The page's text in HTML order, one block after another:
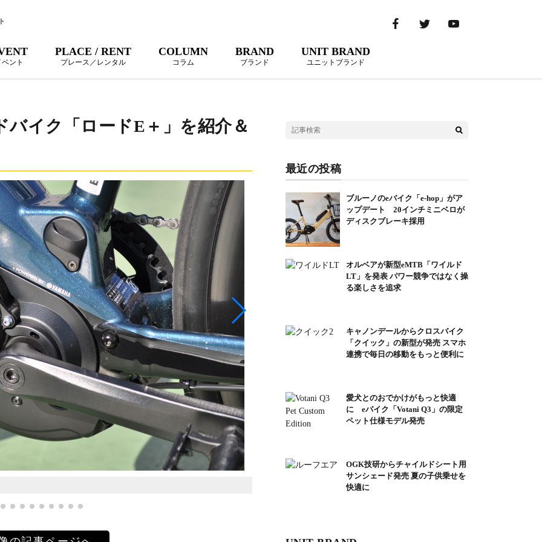
ベント
PLACE / RENT
プレース／レンタル
COLUMN
コラム
BRAND
ブランド
UNIT BRAND
ユニットブランド
イク「ロードE＋」を紹介＆
最近の投稿
ブルーノのeバイク「e-hop」がア
ップデート 20インチミニベロが
ディスクブレーキ採用
オルベアが新型eMTB「ワイルド
LT」を発表 パワー競争ではなく操
る楽しさを追求
キャノンデールからクロスバイク
「クイック」の新型が発売 スマホ
連携で毎日の移動をもっと便利に
愛犬とのおでかけがもっと快適
に eバイク「Votani Q3」の限定
ペット仕様モデル発売
OGK技研からチャイルドシート用
サンシェード発売 夏の子供乗せを
快適に